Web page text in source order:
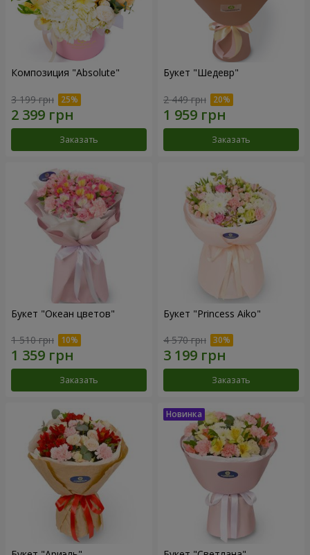
Композиция "Absolute"
3 199 грн
Заказать
Букет "Шедевр"
2 449 грн
Заказать
Букет "Океан цветов"
1 510 грн
Заказать
Букет "Princess Aiko"
4 570 грн
Заказать